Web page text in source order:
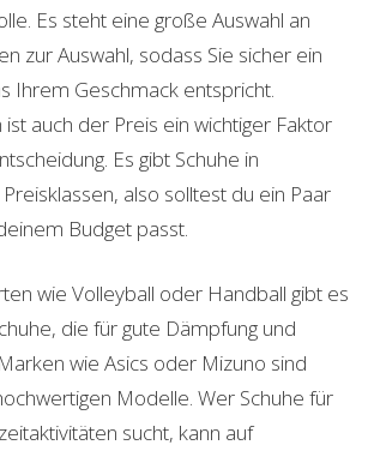
Es steht eine große Auswahl an
zur Auswahl, sodass Sie sicher ein
Ihrem Geschmack entspricht.
ist auch der Preis ein wichtiger Faktor
Es gibt Schuhe in
also solltest du ein Paar
Budget passt.
wie Volleyball oder Handball gibt es
die für gute Dämpfung und
wie Asics oder Mizuno sind
Modelle. Wer Schuhe für
sucht, kann auf